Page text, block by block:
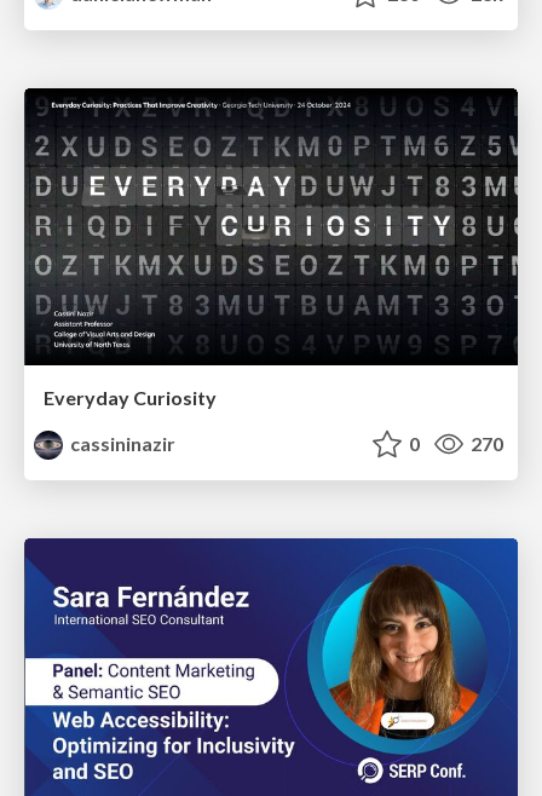
Everyday Curiosity
cassininazir
0 270